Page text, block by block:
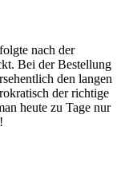
nach der
Bei der Bestellung
den langen
der richtige
heute zu Tage nur